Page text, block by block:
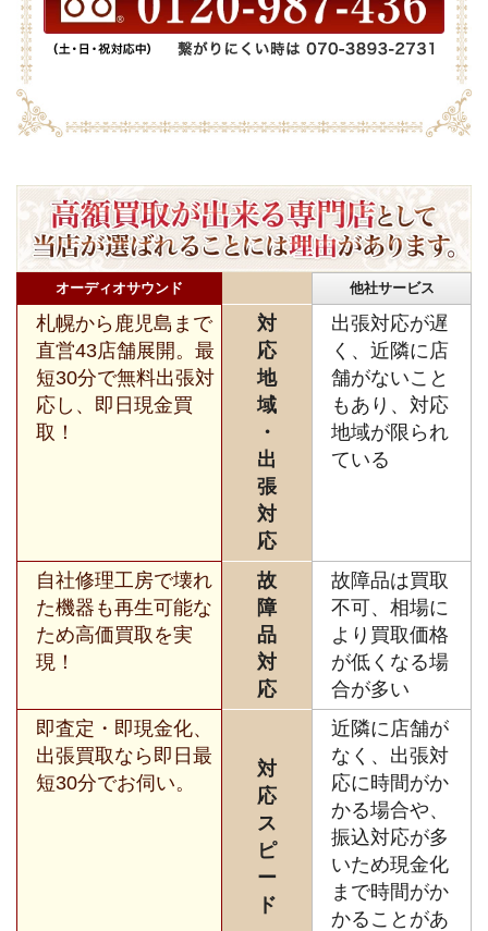
オーディオサウンド 他社サービス
札幌から鹿児島まで
直営43店舗展開。最
短30分で無料出張対
応し、即日現金買
取！
対
応
地
域
・
出
張
対
応
出張対応が遅
く、近隣に店
舗がないこと
もあり、対応
地域が限られ
ている
自社修理工房で壊れ
た機器も再生可能な
ため高価買取を実
現！
故
障
品
対
応
故障品は買取
不可、相場に
より買取価格
が低くなる場
合が多い
即査定・即現金化、
出張買取なら即日最
短30分でお伺い。
対
応
ス
ピ
ー
ド
近隣に店舗が
なく、出張対
応に時間がか
かる場合や、
振込対応が多
いため現金化
まで時間がか
かることがあ